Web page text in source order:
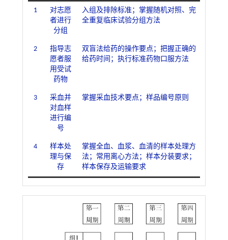
1
对志愿
者进行
分组
入组及排除标准；掌握随机对照、完
全重复临床试验分组方法
2
指导志
愿者服
用受试
药物
双盲法给药的操作要点；把握正确的
给药时间；执行标准药物口服方法
3
采血并
对血样
进行编
号
掌握采血技术要点；样品编号原则
4
样本处
理与保
存
掌握全血、血浆、血清的样本处理方
法；常用离心方法；样本分装要求；
样本保存及运输要求